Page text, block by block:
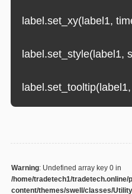
label.set_xy(label1,
label.set_style(label1,
Warning: Undefined array key 0 in
/home/tradetech1/tradetech.online/
content/themes/swell/classes/